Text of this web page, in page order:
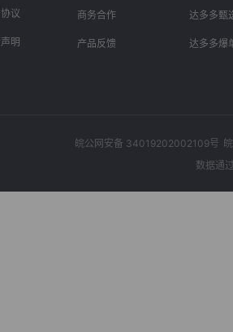
议
明
商务合作
产品反馈
达多多甄
达多多爆
皖公网安备 34019202002109号
数据通